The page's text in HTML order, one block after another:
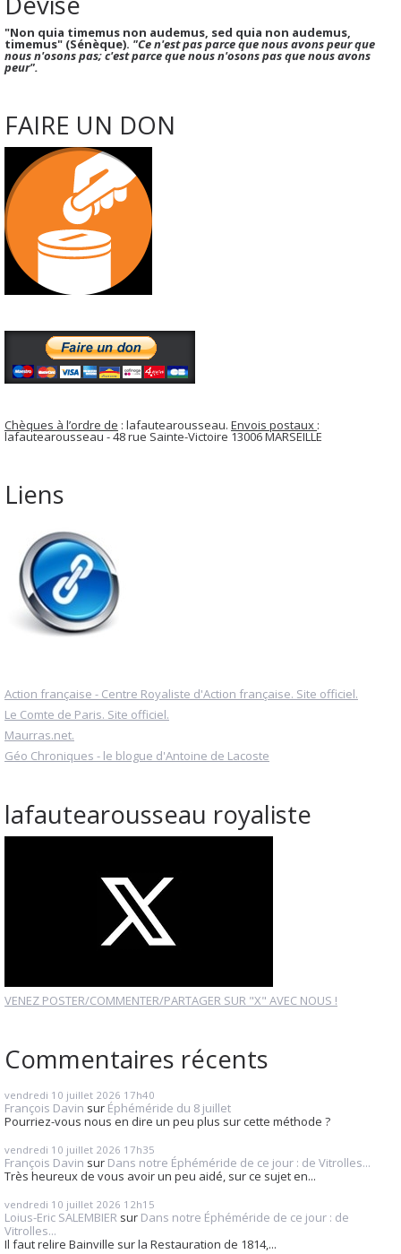
"Non quia timemus non audemus, sed quia non audemus,
timemus" (Sénèque). "Ce n'est pas parce que nous avons peur que
nous n'osons pas; c'est parce que nous n'osons pas que nous avons
peur".
FAIRE UN DON
Chèques à l’ordre de : lafautearousseau. Envois postaux :
lafautearousseau - 48 rue Sainte-Victoire 13006 MARSEILLE
Liens
Action française - Centre Royaliste d'Action française. Site officiel.
Le Comte de Paris. Site officiel.
Maurras.net.
Géo Chroniques - le blogue d'Antoine de Lacoste
lafautearousseau royaliste
VENEZ POSTER/COMMENTER/PARTAGER SUR "X" AVEC NOUS !
Commentaires récents
vendredi 10 juillet 2026 17h40
François Davin sur Éphéméride du 8 juillet
Pourriez-vous nous en dire un peu plus sur cette méthode ?
vendredi 10 juillet 2026 17h35
François Davin sur Dans notre Éphéméride de ce jour : de Vitrolles...
Très heureux de vous avoir un peu aidé, sur ce sujet en...
vendredi 10 juillet 2026 12h15
Loius-Eric SALEMBIER sur Dans notre Éphéméride de ce jour : de
Vitrolles...
Il faut relire Bainville sur la Restauration de 1814,...